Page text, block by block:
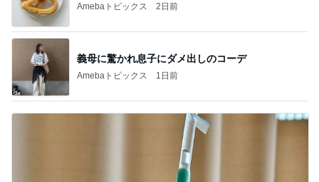
Amebaトピックス 2日前
義母に驚かれ息子にダメ出しのコーデ
Amebaトピックス 1日前